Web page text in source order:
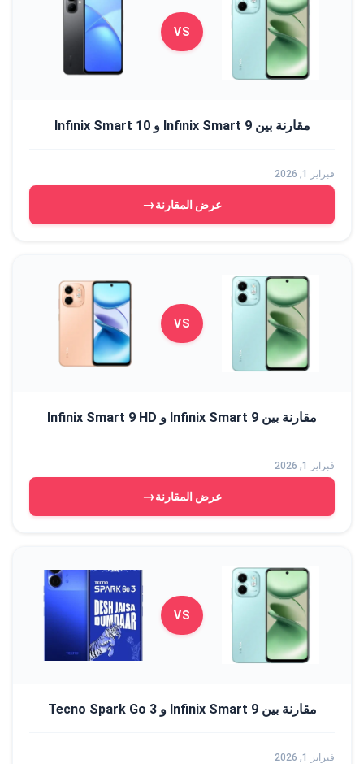
VS
مقارنة بين Infinix Smart 9 و Infinix Smart 10
فبراير 1, 2026
عرض المقارنة→
VS
مقارنة بين Infinix Smart 9 و Infinix Smart 9 HD
فبراير 1, 2026
عرض المقارنة→
VS
مقارنة بين Infinix Smart 9 و Tecno Spark Go 3
فبراير 1, 2026